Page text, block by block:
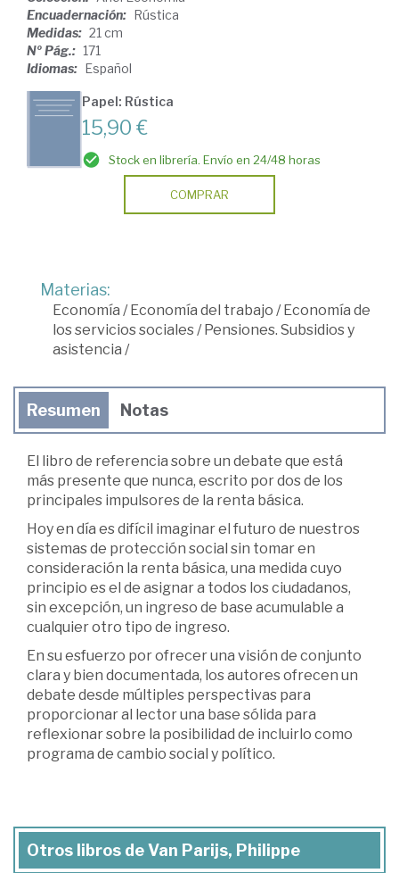
Encuadernación: Rústica
Medidas: 21 cm
Nº Pág.: 171
Idiomas: Español
Papel: Rústica
15,90 €
Stock en librería. Envío en 24/48 horas
COMPRAR
Materias:
Economía / Economía del trabajo / Economía de
los servicios sociales/ Pensiones. Subsidios y
asistencia /
Resumen Notas
El libro de referencia sobre un debate que está
más presente que nunca, escrito por dos de los
principales impulsores de la renta básica.
Hoy en día es difícil imaginar el futuro de nuestros
sistemas de protección social sin tomar en
consideración la renta básica, una medida cuyo
principio es el de asignar a todos los ciudadanos,
sin excepción, un ingreso de base acumulable a
cualquier otro tipo de ingreso.
En su esfuerzo por ofrecer una visión de conjunto
clara y bien documentada, los autores ofrecen un
debate desde múltiples perspectivas para
proporcionar al lector una base sólida para
reflexionar sobre la posibilidad de incluirlo como
programa de cambio social y político.
Otros libros de Van Parijs, Philippe